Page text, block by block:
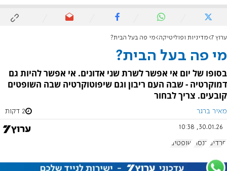
ערוץ 7 מדיניות ופוליטיקה מי פה בעל הבית?
מי פה בעל הבית?
בסופו של יום אי אפשר לשרת שני אדונים. אי אפשר להיות גם
דמוקרטיה - שבה העם ריבון וגם שיפוטוקרטיה שבה השופטים
קובעים. צריך לבחור
מאיר ברגר 2 דקות
30.01.26, 10:38
חרדים כנסת שופטים